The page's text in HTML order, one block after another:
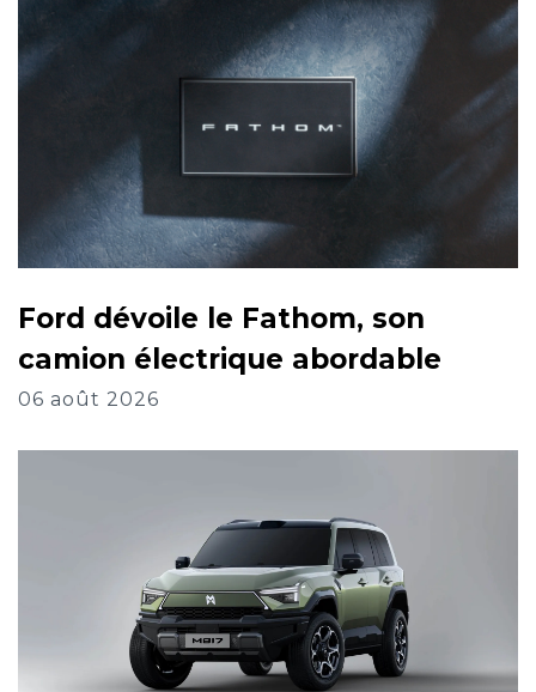
Ford dévoile le Fathom, son
camion électrique abordable
06 août 2026